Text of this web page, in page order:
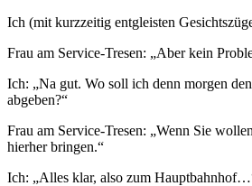
Ich (mit kurzzeitig entgleisten
Frau am Service-Tresen: „Aber kein
Ich: „Na gut. Wo soll ich denn morgen
abgeben?“
Frau am Service-Tresen: „Wenn Sie
hierher bringen.“
Ich: „Alles klar, also zum